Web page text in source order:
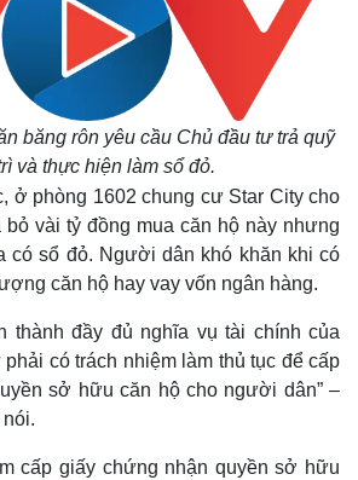
Video
băng rôn yêu cầu Chủ đầu tư trả quỹ
và thực hiện làm sổ đỏ.
ở phòng 1602 chung cư Star City cho
bỏ vài tỷ đồng mua căn hộ này nhưng
có sổ đỏ. Người dân khó khăn khi có
căn hộ hay vay vốn ngân hàng.
thành đầy đủ nghĩa vụ tài chính của
có trách nhiệm làm thủ tục để cấp
sở hữu căn hộ cho người dân” –
cấp giấy chứng nhận quyền sở hữu